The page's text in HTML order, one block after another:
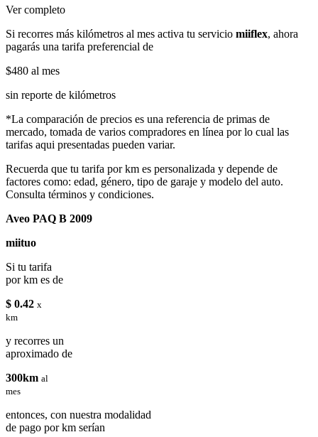
Ver completo
Si recorres más kilómetros al mes activa tu servicio miiflex, ahora
pagarás una tarifa preferencial de
$480 al mes
sin reporte de kilómetros
*La comparación de precios es una referencia de primas de
mercado, tomada de varios compradores en línea por lo cual las
tarifas aqui presentadas pueden variar.
Recuerda que tu tarifa por km es personalizada y depende de
factores como: edad, género, tipo de garaje y modelo del auto.
Consulta términos y condiciones.
Aveo PAQ B 2009
miituo
Si tu tarifa
por km es de
$ 0.42 x
km
y recorres un
aproximado de
300km al
mes
entonces, con nuestra modalidad
de pago por km serían